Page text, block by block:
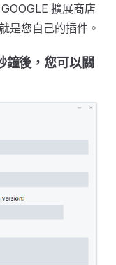
擴展商店
是您自己的插件。
鐘後，您可以關